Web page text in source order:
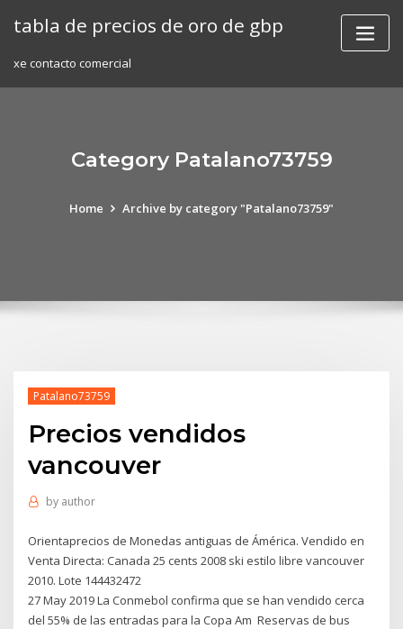
tabla de precios de oro de gbp
xe contacto comercial
Category Patalano73759
Home Archive by category "Patalano73759"
Patalano73759
Precios vendidos
vancouver
by author
Orientaprecios de Monedas antiguas de Ámérica. Vendido en
Venta Directa: Canada 25 cents 2008 ski estilo libre vancouver
2010. Lote 144432472
27 May 2019 La Conmebol confirma que se han vendido cerca
del 55% de las entradas para la Copa Am Reservas de bus